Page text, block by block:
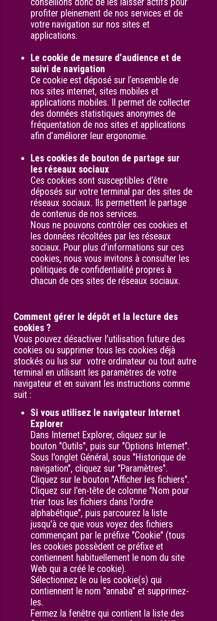
profiter pleinement de nos services et de
votre navigation sur nos sites et
applications.
Le cookie de mesure d’audience et de
suivi de navigation
Ce cookie est déposé sur l’ensemble de
nos sites internet, sites mobiles et
applications mobiles. Il permet de collecter
des données statistiques anonymes de
fréquentation de nos sites et applications
afin d’améliorer leur ergonomie.
Les cookies de bouton de partage sur
les réseaux sociaux
Ces cookies sont susceptibles d’être
déposés sur votre terminal par des sites de
réseaux sociaux. Ils permettent le partage
de contenus de nos services.
Nous ne pouvons contrôler ces cookies et
les données récoltées par les réseaux
sociaux. Pour plus d’informations sur ces
cookies, nous vous invitons à consulter les
politiques de confidentialité propres à
chacun de ces sites de réseaux sociaux.
Comment gérer le dépôt et la lecture des
cookies ?
Vous pouvez désactiver l’utilisation future des
cookies ou supprimer tous les cookies déjà
stockés ou lus sur votre ordinateur ou tout autre
terminal en utilisant les paramètres de votre
navigateur et en suivant les instructions comme
suit :
Si vous utilisez le navigateur Internet
Explorer
Dans Internet Explorer, cliquez sur le
bouton "Outils", puis sur "Options Internet".
Sous l'onglet Général, sous "Historique de
navigation", cliquez sur "Paramètres".
Cliquez sur le bouton "Afficher les fichiers".
Cliquez sur l'en-tête de colonne "Nom pour
trier tous les fichiers dans l'ordre
alphabétique", puis parcourez la liste
jusqu'à ce que vous voyez des fichiers
commençant par le préfixe "Cookie" (tous
les cookies possèdent ce préfixe et
contiennent habituellement le nom du site
Web qui a créé le cookie).
Sélectionnez le ou les cookie(s) qui
contiennent le nom "annaba" et supprimez-
les.
Fermez la fenêtre qui contient la liste des